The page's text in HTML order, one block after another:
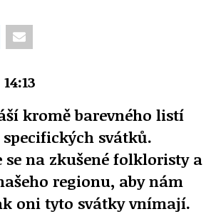
kromě barevného listí
svátků.
na zkušené folkloristy a
regionu, aby nám
oni tyto svátky vnímají.